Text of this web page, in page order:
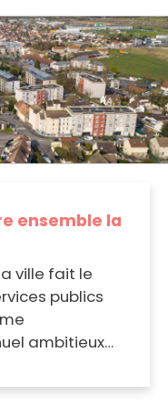
ensemble la
ville fait le
publics
ambitieux…